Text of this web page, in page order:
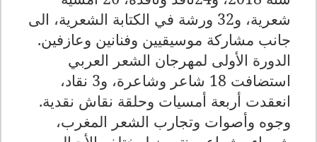
شعرية، و32 ورشة في الكتابة الشعرية، الى
جانب مشاركة موسيقيين وفنانين وعازفين.
الدورة الأولى لمهرجان الشعر العربي
استضافت 18 شاعر وشاعرة، و3 نقاد،
انعقدت أربعة أمسيات وحلقة نقاش نقدية.
وجوه وأصوات وتجارب الشعر المغرب،